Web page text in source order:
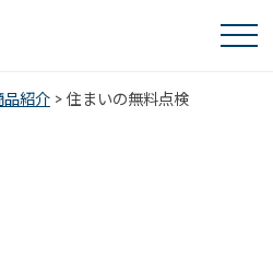
品紹介> 住まいの無料点検